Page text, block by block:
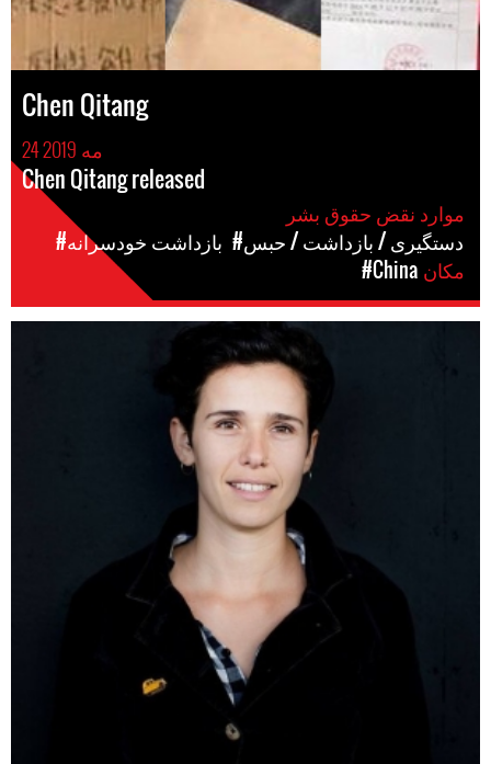
Chen Qitang
24 مه 2019
Chen Qitang released
#بازداشت خودسرانه
#دستگیری / بازداشت / حبس
#China